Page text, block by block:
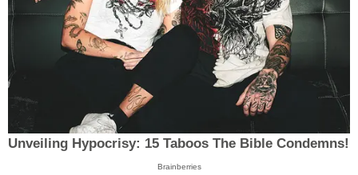
Unveiling Hypocrisy: 15 Taboos The Bible Condemns!
Brainberries